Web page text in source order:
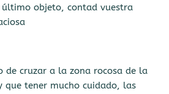
último objeto, contad vuestra
de cruzar a la zona rocosa de la
que tener mucho cuidado, las